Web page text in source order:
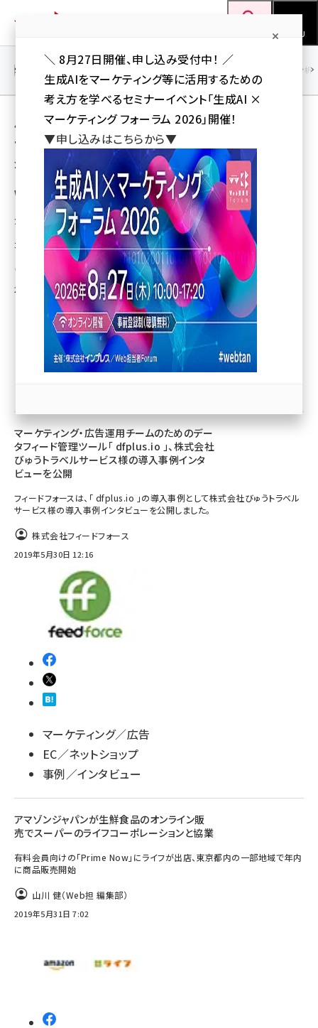
ン
MENU
seo (3538)
ai (2820)
youtube (2444)
note (2322)
セミナー (2315)
z世代 (1629)
meo (1281)
llmo (1167)
SEO アクセス解析／データ分析
用語「オンライン販売」 が使われている記事の
一覧
全 5 記事中 1 ～ 5 を表示中
Webサイト・アプリ多言語化サービス
「WOVN.io」とECプラットフォーム「Shopify」
が提携開始
コマースページを簡単に多言語化できる専用プラグインを提供
岩佐 義人（Web担 編集部）
2018年9月21日 12:40
マーケティング・広告運用チームのためのデー
タフィード管理ツール「 dfplus.io 」、株式会社
びゅうトラベルサービス様の導入事例インタ
ビューを公開
フィードフォースは、「 dfplus.io 」の導入事例として株式会社びゅうトラベル
サービス様の導入事例インタビューを公開しました。
株式会社フィードフォース
2019年5月30日 12:16
マーケティング／広告
EC／ネットショップ
事例／インタビュー
アマゾンジャパンが生鮮食品のオンライン販
売でスーパーのライフコーポレーションと協業
有料会員向けの「Prime Now」にライフが出店、東京都内の一部地域で年内
に商品販売開始
山川 健（Web担 編集部）
2019年5月31日 7:02
＼ 8月27日開催、申し込み受付中！ ／
生成AIをマーケティング等に活用するための
考え方を学べるセミナーイベント「生成AI ×
マーケティング フォーラム 2026」開催！
▼申し込みはこちらから▼